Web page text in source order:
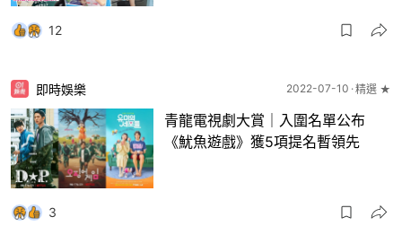
12
即時娛樂 2022-07-10 精選 ★
青龍電視劇大賞｜入圍名單公布
《魷魚遊戲》獲5項提名暫領先
3